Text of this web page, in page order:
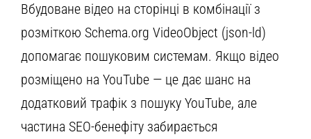
Вбудоване відео на сторінці в комбінації з
розміткою Schema.org VideoObject (json-ld)
допомагає пошуковим системам. Якщо відео
розміщено на YouTube — це дає шанс на
додатковий трафік з пошуку YouTube, але
частина SEO-бенефіту забирається